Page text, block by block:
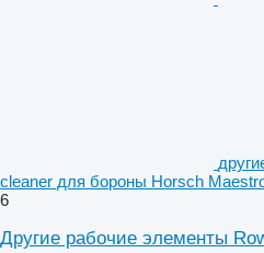
cleaner для бороны Horsch
6
Другие рабочие элементы